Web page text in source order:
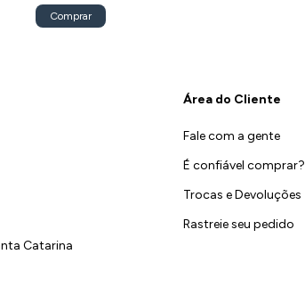
Comprar
Catarina
Área do Cliente
Fale com a gente
É confiável comprar?
Trocas e Devoluções
Rastreie seu pedido